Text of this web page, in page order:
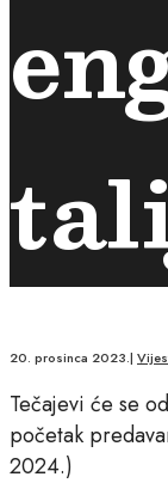
20. prosinca 2023.|
Tečajevi će se
početak
2024.)